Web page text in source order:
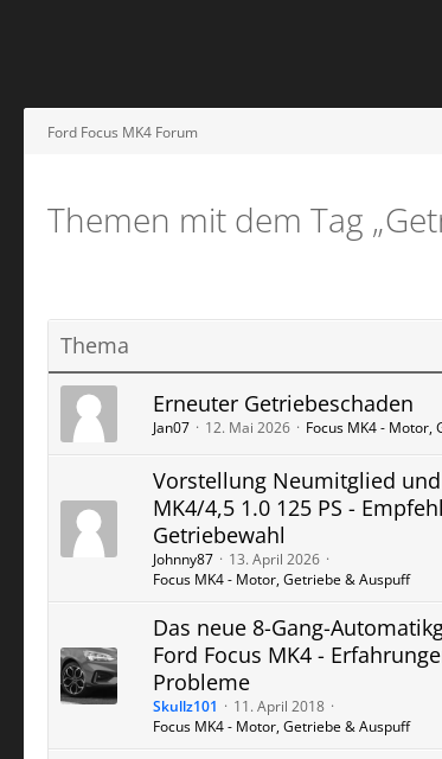
Ford Focus MK4 Forum
Themen mit dem Tag
Thema
Erneuter Getriebeschaden
Jan07 12. Mai 2026 Focus MK4 - Motor,
Vorstellung Neumitglied und
MK4/4,5 1.0 125 PS -
Getriebewahl
Johnny87
13. April 2026
Focus MK4 - Motor, Getriebe & Auspuff
Das neue 8-Gang-
Ford Focus MK4 -
Probleme
Skullz101
11. April 2018
Focus MK4 - Motor, Getriebe & Auspuff